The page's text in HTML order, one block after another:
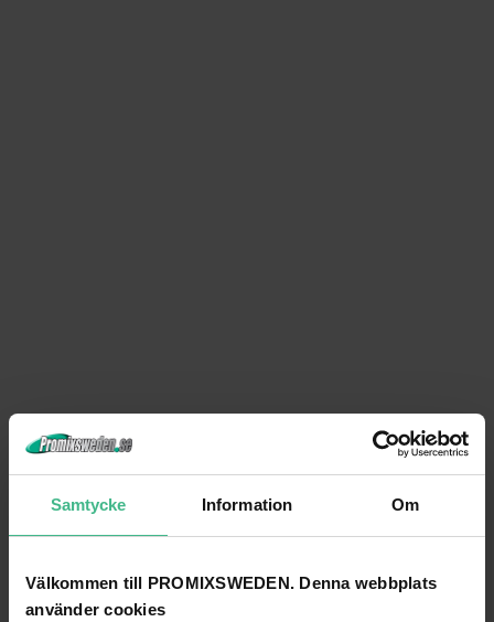
Samtycke Information Om
Välkommen till PROMIXSWEDEN. Denna webbplats
använder cookies